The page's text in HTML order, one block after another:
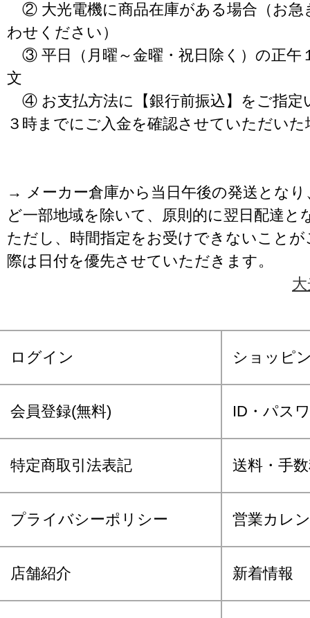
② 大光電機に商品在庫がある場合（お急
わせください）
③ 平日（月曜～金曜・祝日除く）の正午
文
④ お支払方法に【銀行前振込】をご指定
３時までにご入金を確認させていただいた
→ メーカー倉庫から当日午後の発送となり
ど一部地域を除いて、原則的に翌日配達と
ただし、時間指定をお受けできないこと
際は日付を優先させていただきます。
ログイン ショッピ
会員登録(無料) ID・パス
特定商取引法表記 送料・手
プライバシーポリシー 営業カレ
店舗紹介 新着情報